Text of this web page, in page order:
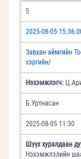
5
2025-08-05
Завхан аймгийн
хэргийн/
Нэхэмжлэгч:
Б.Уртнасан
2025-08-05 11:30
Шүүх хуралдаан
Нэхэмжлэлийн